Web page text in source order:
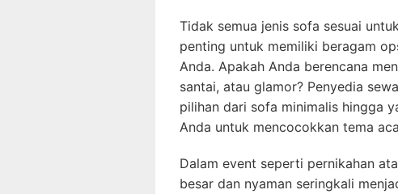
Tidak semua jenis sofa sesuai
penting untuk memiliki beragam
Anda. Apakah Anda berencana
santai, atau glamor? Penyedia
pilihan dari sofa minimalis hingga
Anda untuk mencocokkan tema
Dalam event seperti pernikahan
besar dan nyaman seringkali